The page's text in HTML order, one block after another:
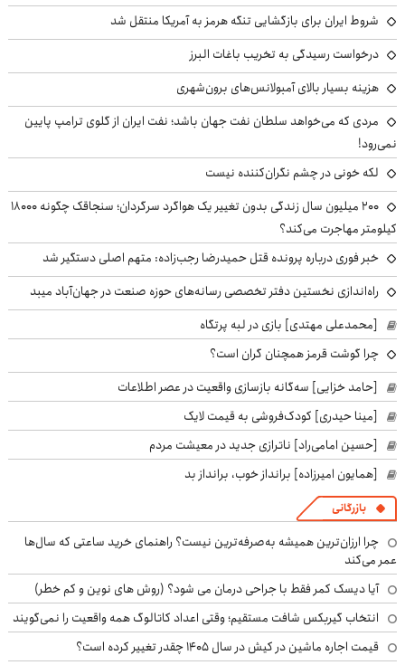
شروط ایران برای بازگشایی تنگه هرمز به آمریکا منتقل شد
درخواست رسیدگی به تخریب باغات البرز
هزینه بسیار بالای آمبولانس‌های برون‌شهری
مردی که می‌خواهد سلطان نفت جهان باشد؛ نفت ایران از گلوی ترامپ پایین
نمی‌رود!
لکه خونی در چشم نگران‌کننده نیست
۲۰۰ میلیون سال زندگی بدون تغییر یک هواگرد سرگردان؛ سنجاقک‌ چگونه ۱۸۰۰۰
کیلومتر مهاجرت می‌کند؟
خبر فوری درباره پرونده قتل حمیدرضا رجب‌زاده: متهم اصلی دستگیر شد
راه‌اندازی نخستین دفتر تخصصی رسانه‌های حوزه صنعت در جهان‌آباد میبد
[محمدعلی مهتدی] بازی در لبه پرتگاه
چرا گوشت قرمز همچنان گران است؟
[حامد خزایی] سه‌گانه بازسازی واقعیت در عصر اطلاعات
[مینا حیدری] کودک‌فروشی به قیمت لایک
[حسین امامی‌راد] ناترازی جدید در معیشت مردم
[همایون امیرزاده] برانداز خوب، برانداز بد
بازرگانی
چرا ارزان‌ترین همیشه به‌صرفه‌ترین نیست؟ راهنمای خرید ساعتی که سال‌ها
عمر می‌کند
آیا دیسک کمر فقط با جراحی درمان می شود؟ (روش های نوین و کم خطر)
انتخاب گیربکس شافت مستقیم؛ وقتی اعداد کاتالوگ همه واقعیت را نمی‌گویند
قیمت اجاره ماشین در کیش در سال ۱۴۰۵ چقدر تغییر کرده است؟